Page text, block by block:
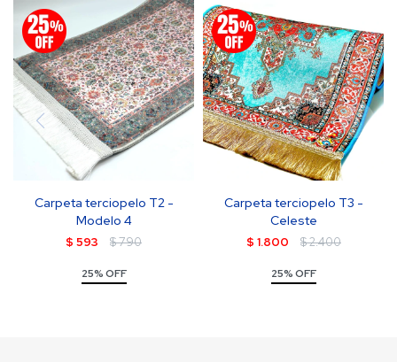
Carpeta terciopelo T2 -
Modelo 4
$ 593 $790
25% OFF
Carpeta terciopelo T3 -
Celeste
$ 1.800 $2.400
25% OFF